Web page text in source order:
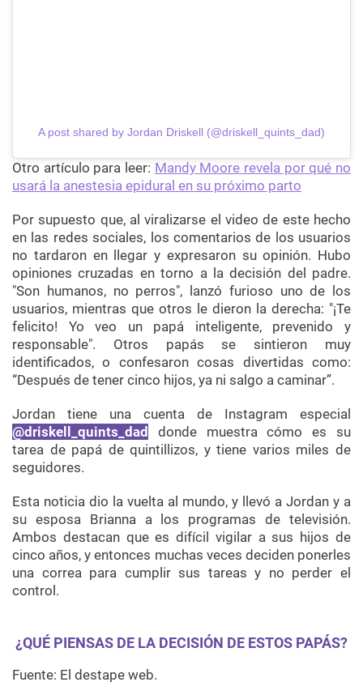
A post shared by Jordan Driskell (@driskell_quints_dad)
Otro artículo para leer: Mandy Moore revela por qué no
usará la anestesia epidural en su próximo parto
Por supuesto que, al viralizarse el video de este hecho
en las redes sociales, los comentarios de los usuarios
no tardaron en llegar y expresaron su opinión. Hubo
opiniones cruzadas en torno a la decisión del padre.
"Son humanos, no perros", lanzó furioso uno de los
usuarios, mientras que otros le dieron la derecha: "¡Te
felicito! Yo veo un papá inteligente, prevenido y
responsable". Otros papás se sintieron muy
identificados, o confesaron cosas divertidas como:
“Después de tener cinco hijos, ya ni salgo a caminar”.
Jordan tiene una cuenta de Instagram especial
@driskell_quints_dad donde muestra cómo es su
tarea de papá de quintillizos, y tiene varios miles de
seguidores.
Esta noticia dio la vuelta al mundo, y llevó a Jordan y a
su esposa Brianna a los programas de televisión.
Ambos destacan que es difícil vigilar a sus hijos de
cinco años, y entonces muchas veces deciden ponerles
una correa para cumplir sus tareas y no perder el
control.
¿QUÉ PIENSAS DE LA DECISIÓN DE ESTOS PAPÁS?
Fuente: El destape web.